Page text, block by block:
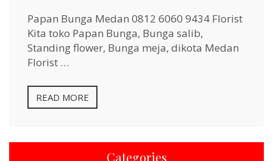
Papan Bunga Medan 0812 6060 9434 Florist
Kita toko Papan Bunga, Bunga salib,
Standing flower, Bunga meja, dikota Medan
Florist …
READ MORE
Categories